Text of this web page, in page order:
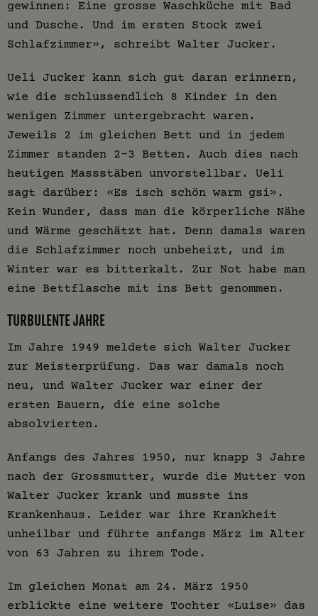
gewinnen: Eine grosse Waschküche mit Bad
und Dusche. Und im ersten Stock zwei
Schlafzimmer», schreibt Walter Jucker.
Ueli Jucker kann sich gut daran erinnern,
wie die schlussendlich 8 Kinder in den
wenigen Zimmer untergebracht waren.
Jeweils 2 im gleichen Bett und in jedem
Zimmer standen 2-3 Betten. Auch dies nach
heutigen Massstäben unvorstellbar. Ueli
sagt darüber: «Es isch schön warm gsi».
Kein Wunder, dass man die körperliche Nähe
und Wärme geschätzt hat. Denn damals waren
die Schlafzimmer noch unbeheizt, und im
Winter war es bitterkalt. Zur Not habe man
eine Bettflasche mit ins Bett genommen.
TURBULENTE JAHRE
Im Jahre 1949 meldete sich Walter Jucker
zur Meisterprüfung. Das war damals noch
neu, und Walter Jucker war einer der
ersten Bauern, die eine solche
absolvierten.
Anfangs des Jahres 1950, nur knapp 3 Jahre
nach der Grossmutter, wurde die Mutter von
Walter Jucker krank und musste ins
Krankenhaus. Leider war ihre Krankheit
unheilbar und führte anfangs März im Alter
von 63 Jahren zu ihrem Tode.
Im gleichen Monat am 24. März 1950
erblickte eine weitere Tochter «Luise» das